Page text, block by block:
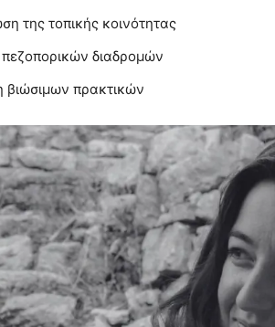
της τοπικής κοινότητας
διαδρομών
πρακτικών